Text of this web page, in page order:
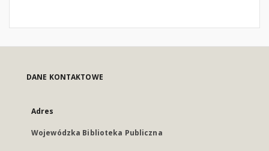
DANE KONTAKTOWE
Adres
Wojewódzka Biblioteka Publiczna